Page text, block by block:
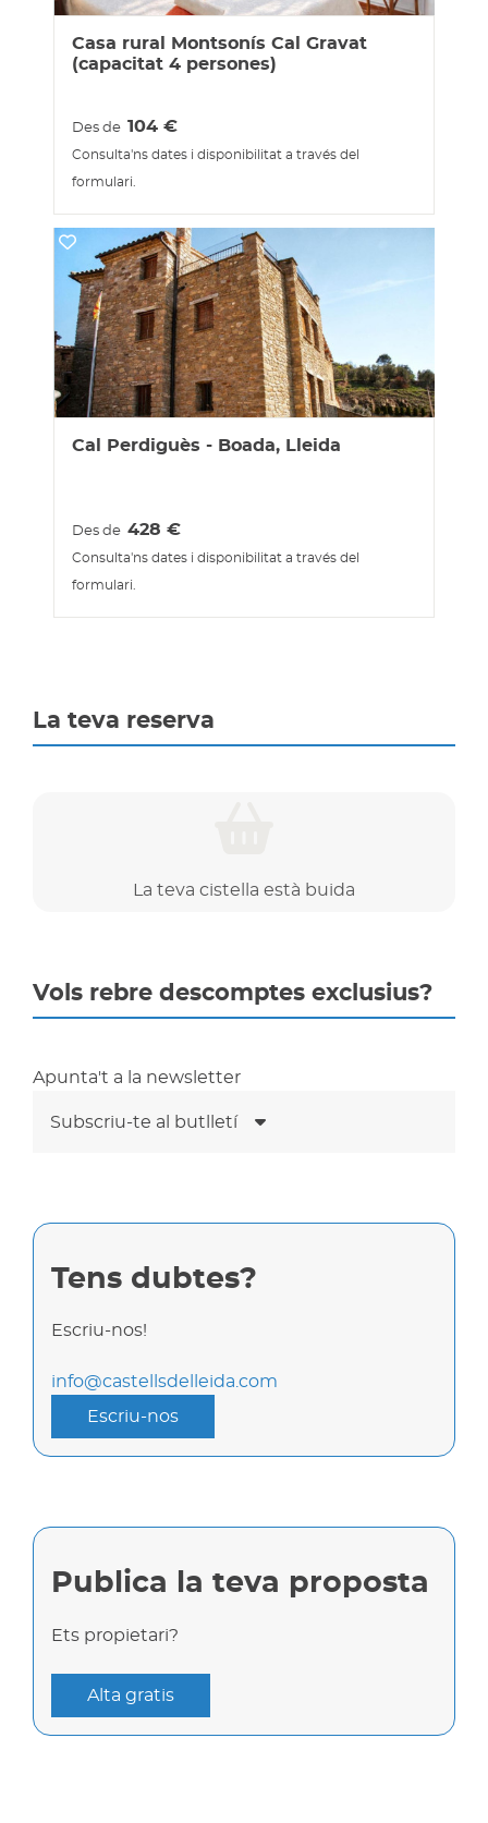
Casa rural Montsonís Cal Gravat
(capacitat 4 persones)
Des de 104€
Consulta'ns dates i disponibilitat a través del
formulari.
Cal Perdiguès - Boada, Lleida
Des de 428€
Consulta'ns dates i disponibilitat a través del
formulari.
La teva reserva
La teva cistella està buida
Vols rebre descomptes exclusius?
Apunta't a la newsletter
Subscriu-te al butlletí
Tens dubtes?
Escriu-nos!
info@castellsdelleida.com
Escriu-nos
Publica la teva proposta
Ets propietari?
Alta gratis